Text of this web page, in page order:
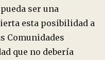
ser una
esta posibilidad a
Comunidades
que no debería